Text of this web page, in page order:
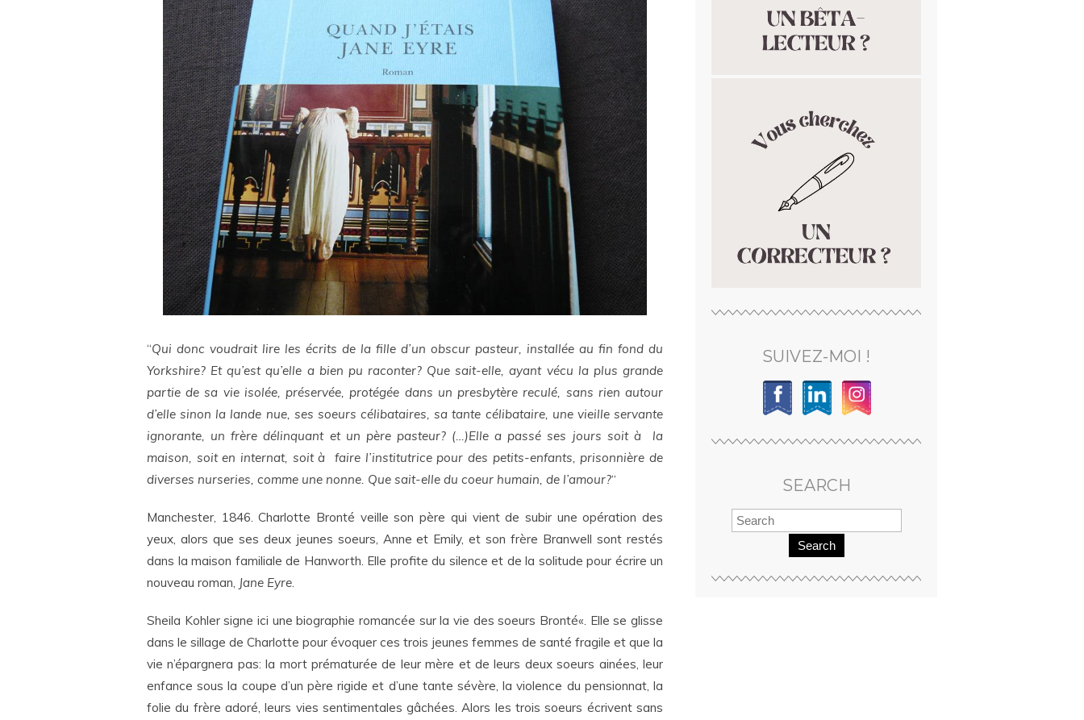
“Qui donc voudrait lire les écrits de la fille d’un obscur pasteur, installée au fin fond du
Yorkshire? Et qu’est qu’elle a bien pu raconter? Que sait-elle, ayant vécu la plus grande
partie de sa vie isolée, préservée, protégée dans un presbytère reculé, sans rien autour
d’elle sinon la lande nue, ses soeurs célibataires, sa tante célibataire, une vieille servante
ignorante, un frère délinquant et un père pasteur? (…)Elle a passé ses jours soit à la
maison, soit en internat, soit à faire l’institutrice pour des petits-enfants, prisonnière de
diverses nurseries, comme une nonne. Que sait-elle du coeur humain, de l’amour?“
Manchester, 1846. Charlotte Bronté veille son père qui vient de subir une opération des
yeux, alors que ses deux jeunes soeurs, Anne et Emily, et son frère Branwell sont restés
dans la maison familiale de Hanworth. Elle profite du silence et de la solitude pour écrire un
nouveau roman, Jane Eyre.
Sheila Kohler signe ici une biographie romancée sur la vie des soeurs Bronté«. Elle se glisse
dans le sillage de Charlotte pour évoquer ces trois jeunes femmes de santé fragile et que la
vie n’épargnera pas: la mort prématurée de leur mère et de leurs deux soeurs ainées, leur
enfance sous la coupe d’un père rigide et d’une tante sévère, la violence du pensionnat, la
folie du frère adoré, leurs vies sentimentales gâchées. Alors les trois soeurs écrivent sans
SUIVEZ-MOI !
SEARCH
Search